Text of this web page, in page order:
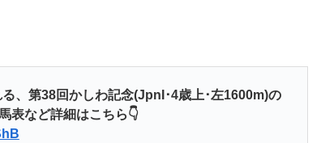
、第38回かしわ記念(JpnI･4歳上･左1600m)の
表など詳細はこちら👇